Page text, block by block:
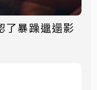
了暴躁邋遢影